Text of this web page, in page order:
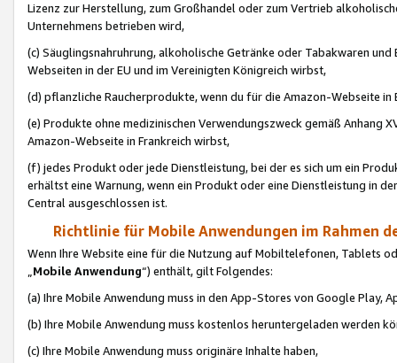
Lizenz zur Herstellung, zum Großhandel oder zum Vertrieb
Unternehmens betrieben wird,
(c) Säuglingsnahruhrung, alkoholische Getränke oder Tabakwaren
Webseiten in der EU und im Vereinigten Königreich wirbst,
(d) pflanzliche Raucherprodukte, wenn du für die Amazon-Webseite in
(e) Produkte ohne medizinischen Verwendungszweck gemäß Anhang
Amazon-Webseite in Frankreich wirbst,
(f) jedes Produkt oder jede Dienstleistung, bei der es sich um ein
erhältst eine Warnung, wenn ein Produkt oder eine Dienstleistung in
Central ausgeschlossen ist.
Richtlinie für Mobile Anwendungen im Rahmen
Wenn Ihre Website eine für die Nutzung auf Mobiltelefonen, Tablets
„Mobile Anwendung“) enthält, gilt Folgendes:
(a) Ihre Mobile Anwendung muss in den App-Stores von Google Play,
(b) Ihre Mobile Anwendung muss kostenlos heruntergeladen werden
(c) Ihre Mobile Anwendung muss originäre Inhalte haben,